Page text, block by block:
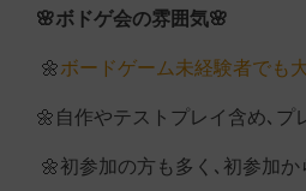
🌸ボドゲ会の雰囲気🌸
🌼ボードゲーム未経験者でも
🌼自作やテストプレイ含め､プ
🌼初参加の方も多く､初参加